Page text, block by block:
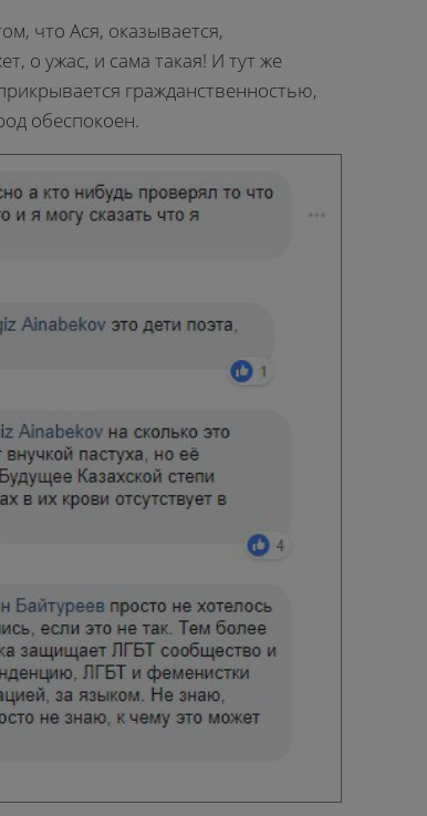
что Ася, оказывается,
о ужас, и сама такая! И тут же
гражданственностью,
обеспокоен.